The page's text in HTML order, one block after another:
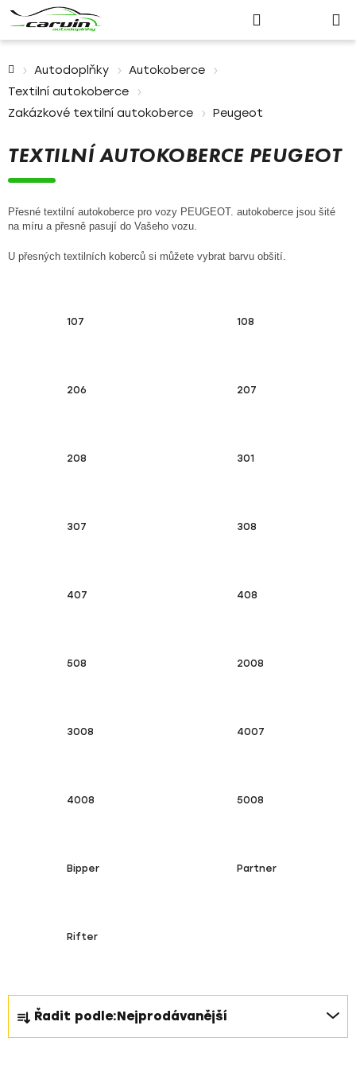
Přihlášení
košík
Autodoplňky
Autokoberce
Textilní autokoberce
Zakázkové textilní autokoberce
Peugeot
TEXTILNÍ AUTOKOBERCE PEUGEOT
Přesné textilní autokoberce pro vozy PEUGEOT. autokoberce jsou šité
na míru a přesně pasují do Vašeho vozu.
U přesných textilních koberců si můžete vybrat barvu obšití.
107 108
206 207
208 301
307 308
407 408
508 2008
3008 4007
4008 5008
Bipper Partner
Rifter
Ř
a
z
Řadit podle:Nejprodávanější